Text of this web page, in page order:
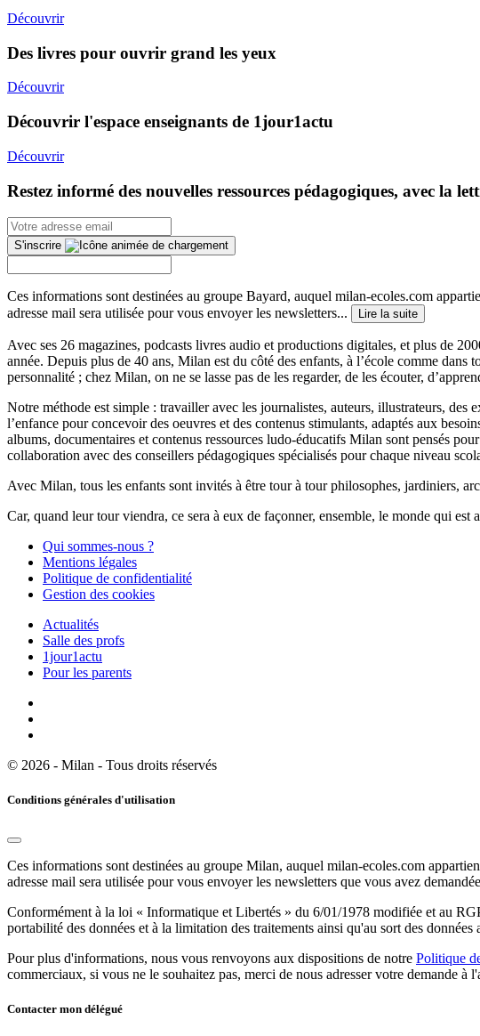
Découvrir
Des livres pour ouvrir grand les yeux
Découvrir
Découvrir l'espace enseignants de 1jour1actu
Découvrir
Restez informé des nouvelles ressources pédagogiques, avec la
S'inscrire
Ces informations sont destinées au groupe Bayard, auquel milan-ecoles.com
adresse mail sera utilisée pour vous envoyer les newsletters...
Lire la suite
Avec ses 26 magazines, podcasts livres audio et productions digitales, et plus de
année. Depuis plus de 40 ans, Milan est du côté des enfants, à l’école comme
personnalité ; chez Milan, on ne se lasse pas de les regarder, de les écouter,
Notre méthode est simple : travailler avec les journalistes, auteurs, illustrateurs,
l’enfance pour concevoir des oeuvres et des contenus stimulants, adaptés aux
albums, documentaires et contenus ressources ludo-éducatifs Milan sont pensés
collaboration avec des conseillers pédagogiques spécialisés pour chaque niveau
Avec Milan, tous les enfants sont invités à être tour à tour philosophes, jardiniers,
Car, quand leur tour viendra, ce sera à eux de façonner, ensemble, le monde qui est
Qui sommes-nous ?
Mentions légales
Politique de confidentialité
Gestion des cookies
Actualités
Salle des profs
1jour1actu
Pour les parents
© 2026 - Milan - Tous droits réservés
Conditions générales d'utilisation
Ces informations sont destinées au groupe Milan, auquel milan-ecoles.com
adresse mail sera utilisée pour vous envoyer les newsletters que vous avez
Conformément à la loi « Informatique et Libertés » du 6/01/1978 modifiée et au
portabilité des données et à la limitation des traitements ainsi qu'au sort des données
Pour plus d'informations, nous vous renvoyons aux dispositions de notre Politique
commerciaux, si vous ne le souhaitez pas, merci de nous adresser votre demande à
Contacter mon délégué